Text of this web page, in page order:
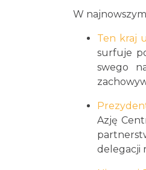
W
Ten kraj
surfuje
swego
Azję
delegacji